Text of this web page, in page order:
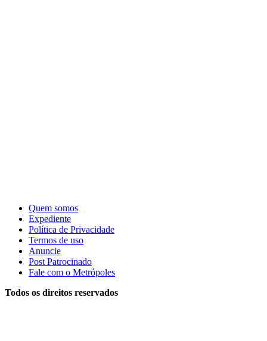
Quem somos
Expediente
Política de Privacidade
Termos de uso
Anuncie
Post Patrocinado
Fale com o Metrópoles
Todos os direitos reservados